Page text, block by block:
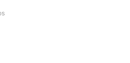
Talla: L